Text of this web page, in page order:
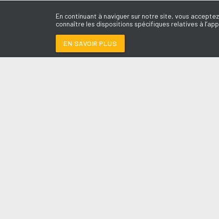
En continuant à naviguer sur notre site, vous
connaître les dispositions spécifiques relatives à
EN SAVOIR PLUS